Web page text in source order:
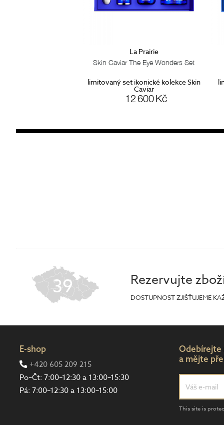
La Prairie
Skin Caviar The Eye Wonders Set
limitovaný set ikonické kolekce Skin
Caviar
12 600 Kč
39 Rezervujte
DOSTUPNOST ZJIŠŤUJEME
E-shop
+420 605 209 215
Po–Čt: 7:00–12:30 a 13:00–15:30
Pá: 7:00–12:30 a 13:00–15:00
Odebírejte
a mějte
This site is